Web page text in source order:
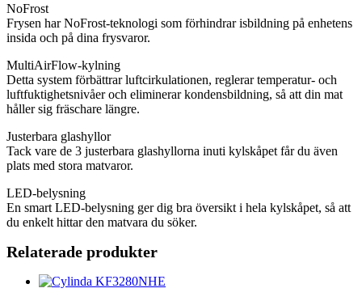
NoFrost
Frysen har NoFrost-teknologi som förhindrar isbildning på enhetens
insida och på dina frysvaror.
MultiAirFlow-kylning
Detta system förbättrar luftcirkulationen, reglerar temperatur- och
luftfuktighetsnivåer och eliminerar kondensbildning, så att din mat
håller sig fräschare längre.
Justerbara glashyllor
Tack vare de 3 justerbara glashyllorna inuti kylskåpet får du även
plats med stora matvaror.
LED-belysning
En smart LED-belysning ger dig bra översikt i hela kylskåpet, så att
du enkelt hittar den matvara du söker.
Relaterade produkter